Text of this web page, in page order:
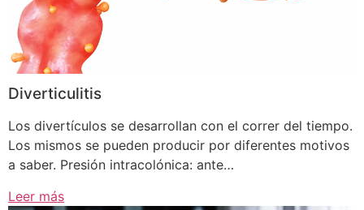
Diverticulitis
Los divertículos se desarrollan con el correr del tiempo.
Los mismos se pueden producir por diferentes motivos
a saber. Presión intracolónica: ante…
Leer más